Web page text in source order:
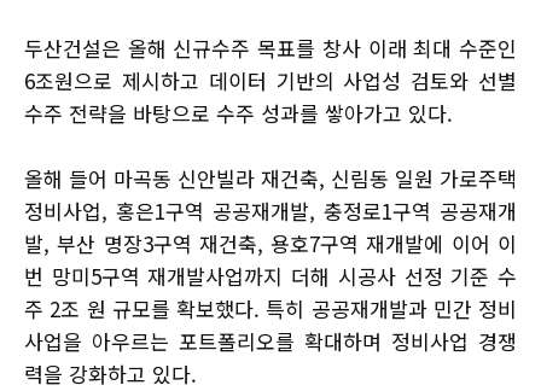
두산건설은 올해 신규수주 목표를 창사 이래 최대 수준인
6조원으로 제시하고 데이터 기반의 사업성 검토와 선별
수주 전략을 바탕으로 수주 성과를 쌓아가고 있다.
올해 들어 마곡동 신안빌라 재건축, 신림동 일원 가로주택
정비사업, 홍은1구역 공공재개발, 충정로1구역 공공재개
발, 부산 명장3구역 재건축, 용호7구역 재개발에 이어 이
번 망미5구역 재개발사업까지 더해 시공사 선정 기준 수
주 2조 원 규모를 확보했다. 특히 공공재개발과 민간 정비
사업을 아우르는 포트폴리오를 확대하며 정비사업 경쟁
력을 강화하고 있다.